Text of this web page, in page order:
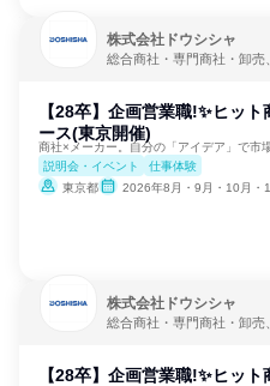
株式会社ドウシシャ
総合商社・専門商社・卸売
【28卒】企画営業職!✨ヒッ
ース(東京開催)
商社×メーカー。自分の「アイデア」で市
説明会・イベント
仕事体験
東京都
2026年8月・9月・10月・
株式会社ドウシシャ
総合商社・専門商社・卸売
【28卒】企画営業職!✨ヒッ